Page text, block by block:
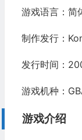
游戏语言：简
制作发行：
发行时间：
游戏机种：
游戏介绍